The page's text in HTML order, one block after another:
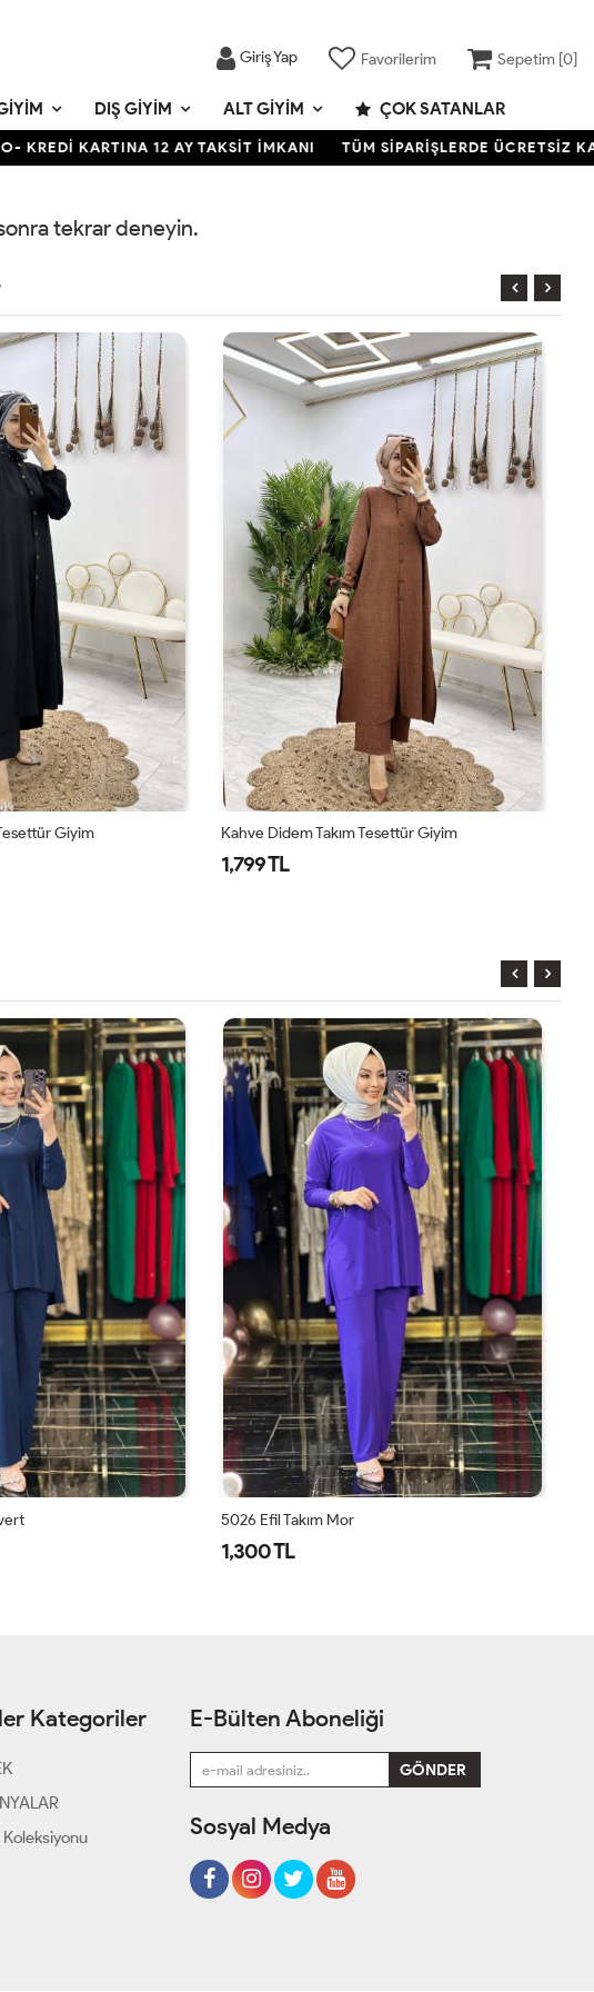
Giriş Yap Favorilerim Sepetim [0]
DIŞ GIYIM ALT GIYIM ÇOK SATANLAR
KARTINA 12 AY TAKSİT İMKANI TÜM SİPARİŞLERDE ÜCRETSİZ
tekrar deneyin.
Giyim Kahve Didem Takım Tesettür Giyim
1,799 TL
5026 Efil Takım Mor
1,300 TL
Kategoriler E-Bülten Aboneliği
Sosyal Medya